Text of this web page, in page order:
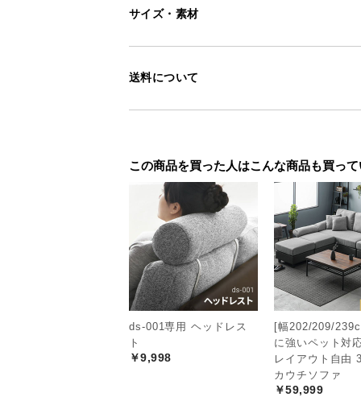
安らぎで満たされ
全体を木目調で仕上げたシックな
で、大人2人が並んでもゆとりがあ
板や広々としたヘッドボードで上質
サイズ・素材
送料について
この商品を買った人はこんな商品も買っ
ds-001専用 ヘッドレス
ト
￥9,998
[幅202/209/
に強いペット対
レイアウト自由
カウチソファ
￥59,999